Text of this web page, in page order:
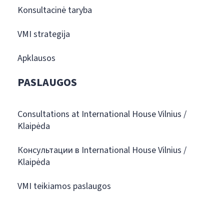
Konsultacinė taryba
VMI strategija
Apklausos
PASLAUGOS
Consultations at International House Vilnius /
Klaipėda
Консультации в International House Vilnius /
Klaipėda
VMI teikiamos paslaugos